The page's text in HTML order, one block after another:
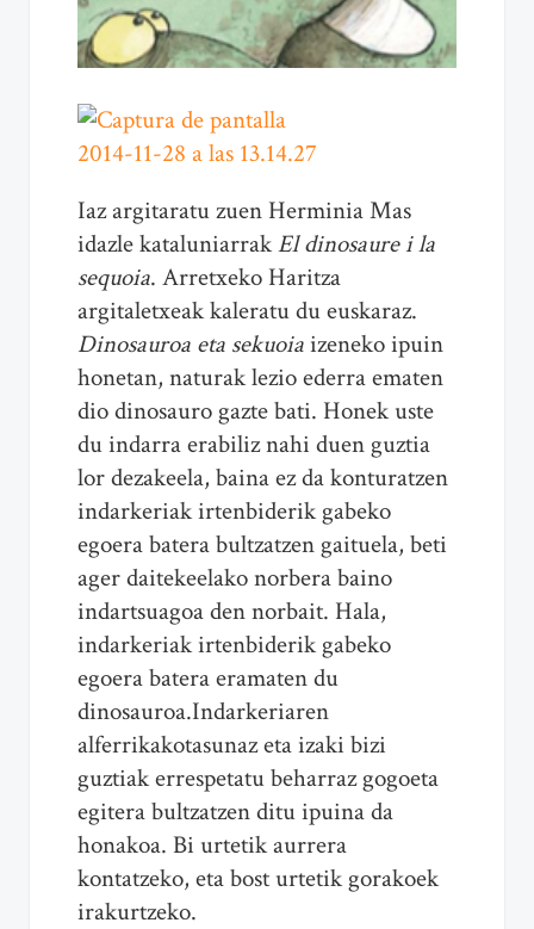
Iaz argitaratu zuen Herminia Mas
idazle kataluniarrakEl dinosaure i la
sequoia. Arretxeko Haritza
argitaletxeak kaleratu du euskaraz.
Dinosauroa eta sekuoiaizeneko ipuin
honetan, naturak lezio ederra ematen
dio dinosauro gazte bati. Honek uste
du indarra erabiliz nahi duen guztia
lor dezakeela, baina ez da konturatzen
indarkeriak irtenbiderik gabeko
egoera batera bultzatzen gaituela, beti
ager daitekeelako norbera baino
indartsuagoa den norbait. Hala,
indarkeriak irtenbiderik gabeko
egoera batera eramaten du
dinosauroa.Indarkeriaren
alferrikakotasunaz eta izaki bizi
guztiak errespetatu beharraz gogoeta
egitera bultzatzen ditu ipuina da
honakoa. Bi urtetik aurrera
kontatzeko, eta bost urtetik gorakoek
irakurtzeko.